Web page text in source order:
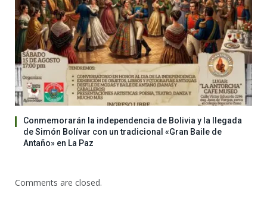
Conmemorarán la independencia de Bolivia y la llegada
de Simón Bolívar con un tradicional «Gran Baile de
Antaño» en La Paz
Comments are closed.